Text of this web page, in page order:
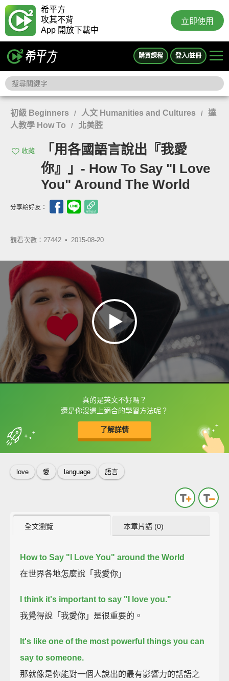
希平方
攻其不背
App 開放下載中
立即使用
購買課程 登入/註冊
初級 Beginners / 人文 Humanities and Cultures /
達
人教學 How To
/ 北美腔
收藏
「用各國語言說出『我愛
你』」- How To Say "I Love
You" Around The World
分享給好友：
觀看次數：27442 • 2015-08-20
真的是英文不好嗎？
還是你沒遇上適合的學習方法呢？
了解詳情
框選或點兩下字幕可以直接查字典喔！
收錄佳句 中
英
love 愛 language 語言
全文瀏覽 本章片語 (0)
How to Say "I Love You" around the World
在世界各地怎麼說「我愛你」
I think it's important to say "I love you."
我覺得說「我愛你」是很重要的。
It's like one of the most powerful things you can
say to someone.
那就像是你能對一個人說出的最有影響力的話語之